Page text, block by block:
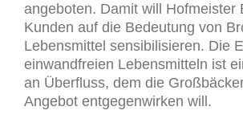
angeboten. Damit will Hofmeister
Kunden auf die Bedeutung von
Lebensmittel sensibilisieren. Die
einwandfreien Lebensmitteln ist
an Überfluss, dem die
Angebot entgegenwirken will.